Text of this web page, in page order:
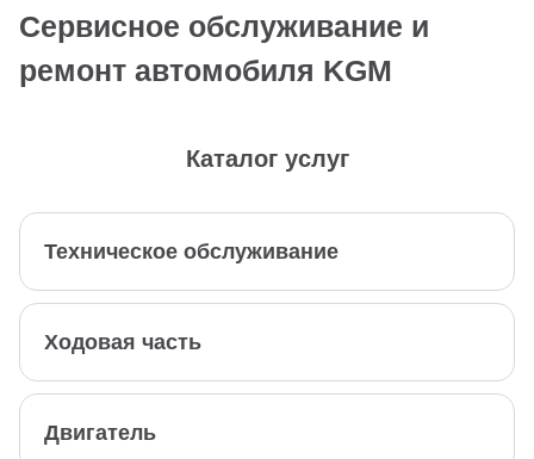
Сервисное обслуживание и
ремонт автомобиля KGM
Каталог услуг
Техническое обслуживание
Ходовая часть
Двигатель